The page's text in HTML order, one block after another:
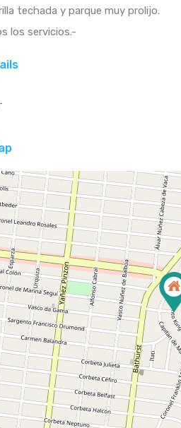
techada y parque muy prolijo.
los servicios.-